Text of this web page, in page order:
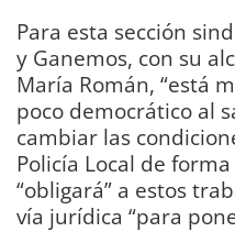
Para esta sección
y Ganemos, con su
María Román, “está
poco democrático al
cambiar las
Policía Local de
“obligará” a estos
vía jurídica “para